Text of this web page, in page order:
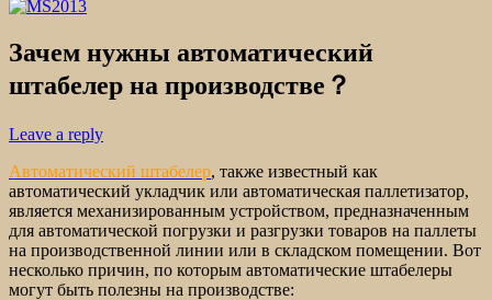
Зачем нужны автоматический
штабелер на производстве？
Leave a reply
Автоматический штабелер, также известный как
автоматический укладчик или автоматическая паллетизатор,
является механизированным устройством, предназначенным
для автоматической погрузки и разгрузки товаров на паллеты
на производственной линии или в складском помещении. Вот
несколько причин, по которым автоматические штабелеры
могут быть полезны на производстве: